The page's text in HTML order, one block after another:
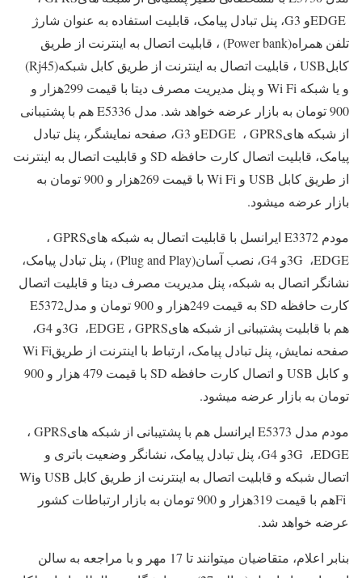
EDGEو 3 G، پنل تبادل پیامک، قابلیت استفاده به عنوان شارژ
تلفن همراه(Power bank) ، قابلیت اتصال به اینترنت از طریق
کابلUSB ، قابلیت اتصال به اینترنت از طریق کابل شبکه(Rj45)
و یا شبکه Wi Fi
و پنل مدیریت مصرف دیتا با قیمت 299هزار و
900 تومان به بازار عرضه خواهد شد. مدل
E5336هم با پشتیبانی
از شبکه هایGPRS ، EDGEو 3 G، صفحه نمایشگر، پنل تبادل
پیامک، قابلیت اتصال کارت حافظه SD و قابلیت اتصال به اینترنت
از طریق کابل USB و Wi Fi
با قیمت 269هزار و 900 تومان به
بازار عرضه میشود.
مودم E3372 ایرانسل با قابلیت اتصال به شبکه هایGPRS ،
EDGE، 3Gو 4 G، نصب آسان(Plug and Play) ، پنل تبادل پیامک،
نشانگر اتصال به شبکه، پنل مدیریت مصرف دیتا و قابلیت اتصال
کارت حافظه SD به قیمت 249هزار و 900 تومان و مدل
E5372
هم با قابلیت پشتیبانی از شبکه هایGPRS ، EDGE، 3Gو 4 G،
صفحه نمایش، پنل تبادل پیامک، ارتباط با اینترنت از طریقWi Fi
و کابل USB و اتصال کارت حافظه SD
با قیمت 479 هزار و 900
تومان به بازار عرضه میشود.
مودم مدل E5373 ایرانسل هم با پشتیبانی از شبکه هایGPRS ،
EDGE، 3Gو 4 G، پنل تبادل پیامک، نشانگر وضعیت باتری و
اتصال شبکه و قابلیت اتصال به اینترنت از طریق کابل USB وWi
Fi
هم با قیمت 319هزار و 900 تومان به بازار ارتباطات کشور
عرضه خواهد شد.
بنابر اعلام، متقاضیان میتوانند تا 17 مهر و با مراجعه به سالن